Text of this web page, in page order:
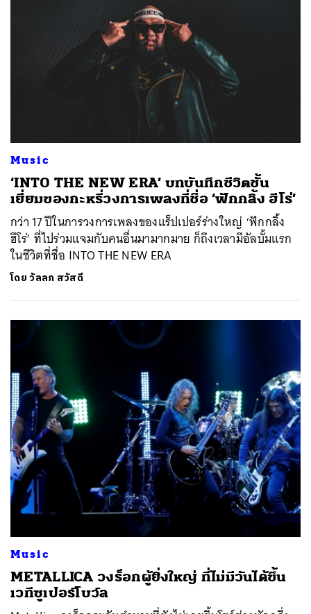
Music
‘INTO THE NEW ERA’ บทบันทึกชีวิตชั้น
เยี่ยมของกะหรี่วงการเพลงที่ชื่อ ‘ฟักกลิ้ง ฮีโร่’
กว่า 17 ปีในการวงการเพลงของแร็ปเปอร์ร่างใหญ่ ‘ฟักกลิ้ง
ฮีโร่’ ที่ไปร่วมแจมกับคนอื่นมามากมาย ก็ถึงเวลามีอัลบั้มแรก
ในชีวิตที่ชื่อ INTO THE NEW ERA
โดยวัลลภ สวัสดี
Music
METALLICA วงร็อกผู้ยิ่งใหญ่ ที่ไม่มีวันได้ขึ้น
เวทีซูเปอร์โบว์ล